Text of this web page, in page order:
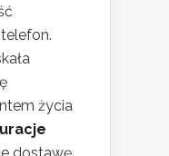
życia